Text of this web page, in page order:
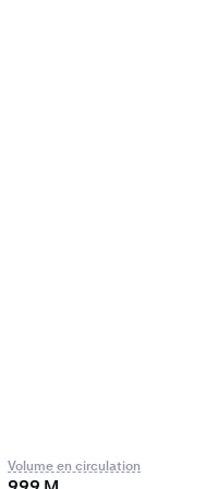
Volume en circulation